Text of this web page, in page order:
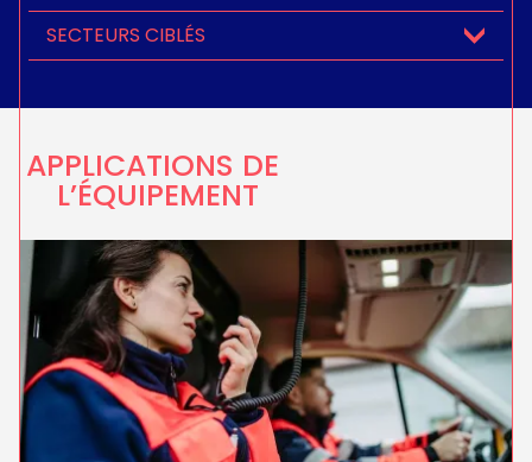
SECTEURS CIBLÉS
APPLICATIONS DE
L’ÉQUIPEMENT